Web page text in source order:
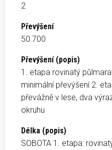
2
Převýšení
50.700
Převýšení (popis)
1. etapa rovinatý
minimální převýšení 2.
převážně v lese, dva
okruhu
Délka (popis)
SOBOTA 1. etapa: